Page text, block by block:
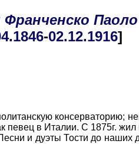
Франченско Паоло
.1846-02.12.1916]
консерваторию;
певец в Италии. С 1875г.
и дуэты Тости до наших